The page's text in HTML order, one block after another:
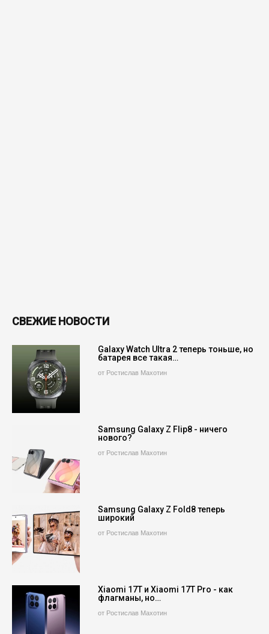
СВЕЖИЕ НОВОСТИ
Galaxy Watch Ultra 2 теперь тоньше, но
батарея все такая…
от Ростислав Махотин
Samsung Galaxy Z Flip8 - ничего
нового?
от Ростислав Махотин
Samsung Galaxy Z Fold8 теперь
широкий
от Ростислав Махотин
Xiaomi 17T и Xiaomi 17T Pro - как
флагманы, но…
от Ростислав Махотин